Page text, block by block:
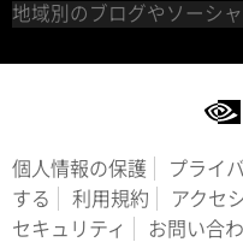
地域別のブログやソーシ
個人情報の保護 プライ
する
利用規約 アクセ
セキュリティ
お問い合